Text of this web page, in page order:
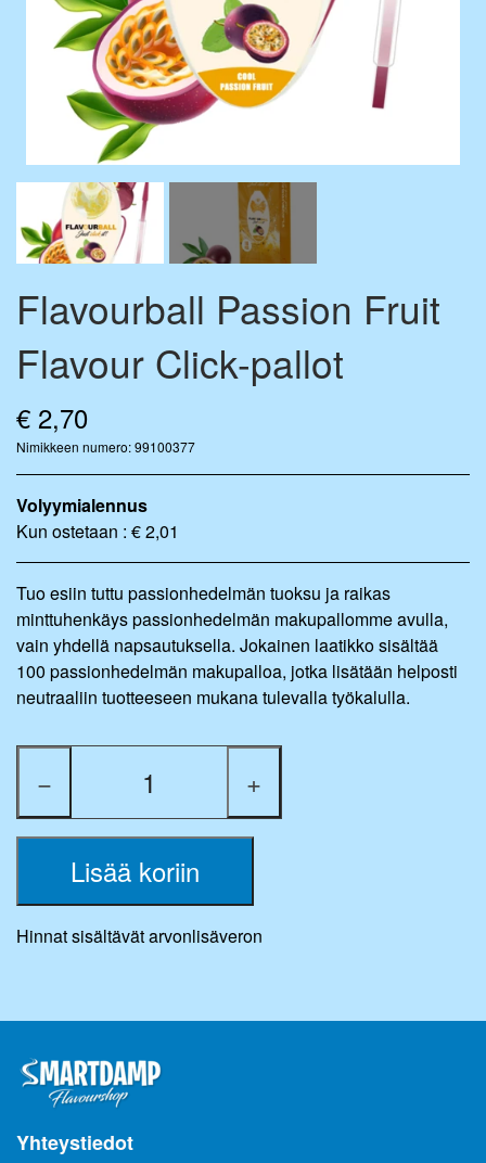
FLAVOURDROP AROMIPISARAT
BASE VÆSKE
FLAVOURBALL-TARVIKKEET
MIX-PULLOT
MERCHANDISE
Flavourball Passion Fruit
Flavour Click-pallot
€ 2,70
Nimikkeen numero: 99100377
Volyymialennus
Kun ostetaan : € 2,01
Tuo esiin tuttu passionhedelmän tuoksu ja raikas
minttuhenkäys passionhedelmän makupallomme avulla,
vain yhdellä napsautuksella. Jokainen laatikko sisältää
100 passionhedelmän makupalloa, jotka lisätään helposti
neutraaliin tuotteeseen mukana tulevalla työkalulla.
− +
Lisää koriin
Hinnat sisältävät arvonlisäveron
Yhteystiedot